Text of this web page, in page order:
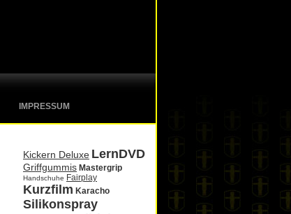
IMPRESSUM
Kickern Deluxe LernDVD
Griffgummis Mastergrip
Handschuhe Fairplay
Kurzfilm Karacho
Silikonspray